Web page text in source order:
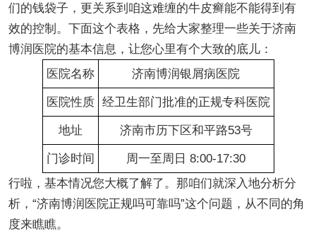
们的钱袋子，更关系到咱这难缠的牛皮癣能不能得到有
效的控制。下面这个表格，先给大家整理一些关于济南
博润医院的基本信息，让您心里有个大致的底儿：
医院名称
济南博润银屑病医院
医院性质 经卫生部门批准的正规专科医院
地址 济南市历下区和平路53号
门诊时间
周一至周日 8:00-17:30
行啦，基本情况您大概了解了。那咱们就深入地分析分
析，“济南博润医院正规吗可靠吗”这个问题，从不同的角
度来瞧瞧。